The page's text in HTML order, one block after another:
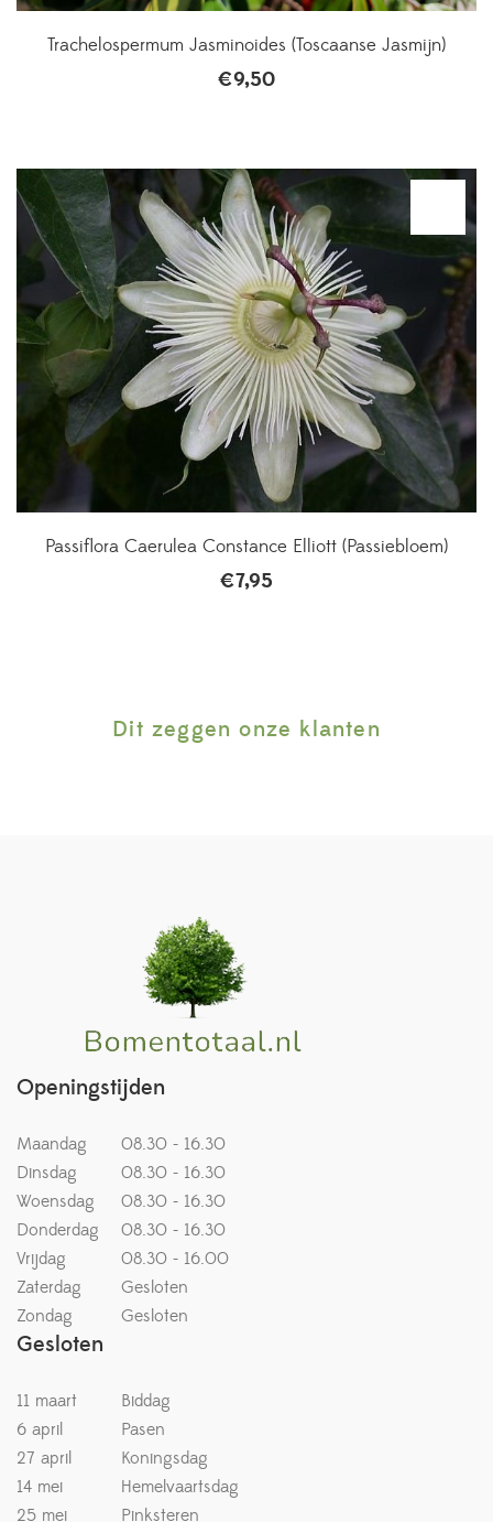
Trachelospermum Jasminoides (Toscaanse Jasmijn)
€9,50
Passiflora Caerulea Constance Elliott (Passiebloem)
€7,95
Dit zeggen onze klanten
Openingstijden
Maandag
08.30 - 16.30
Dinsdag
08.30 - 16.30
Woensdag
08.30 - 16.30
Donderdag
08.30 - 16.30
Vrijdag
08.30 - 16.00
Zaterdag
Gesloten
Zondag
Gesloten
Gesloten
11 maart
Biddag
6 april
Pasen
27 april
Koningsdag
14 mei
Hemelvaartsdag
25 mei
Pinksteren